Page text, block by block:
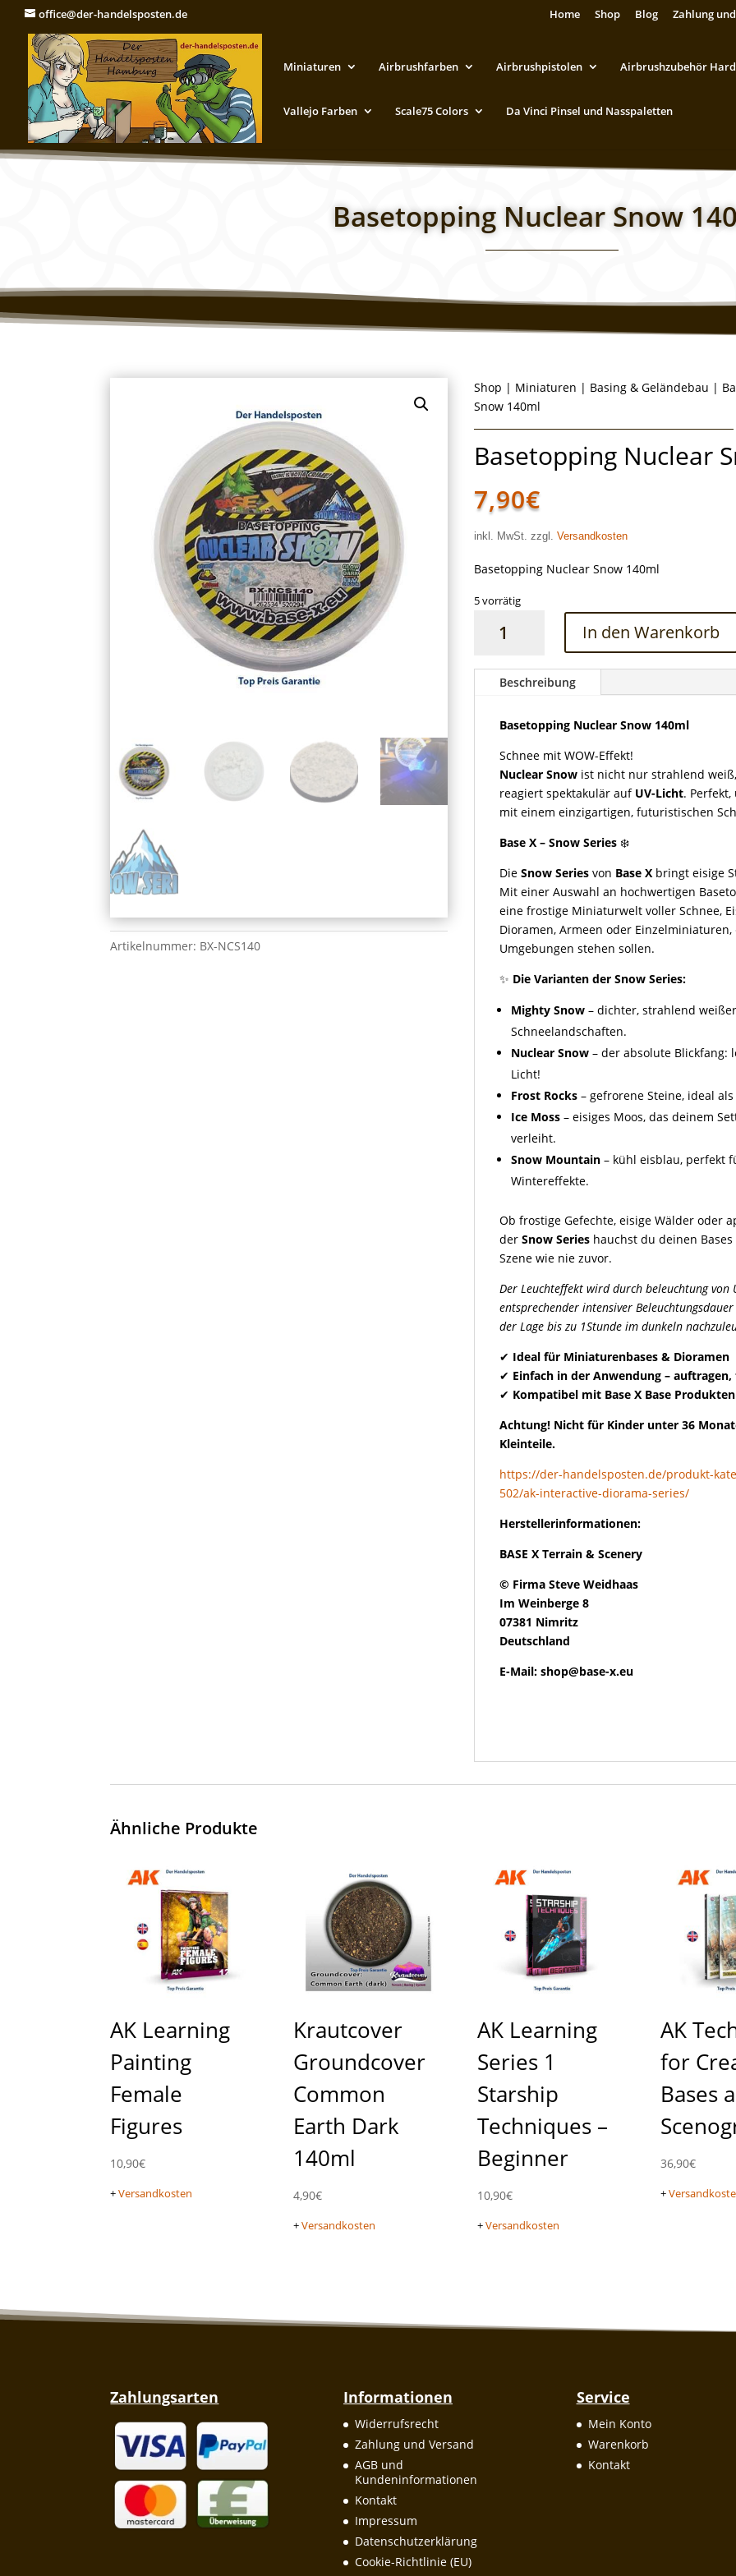
office@der-handelsposten.de Home Shop Blog Zahlung
Miniaturen Airbrushfarben Airbrushpistolen Airbrushzubehör
Vallejo Farben Scale75 Colors Da Vinci Pinsel und Nasspaletten
Basetopping Nuclear Snow
Artikelnummer: BX-NCS140
Shop | Miniaturen | Basing & Geländebau |
Snow 140ml
Basetopping Nuclear
7,90€
inkl. MwSt. zzgl.Versandkosten
Basetopping Nuclear Snow 140ml
5 vorrätig
Nuclear
140ml
In den Warenkorb
Beschreibung
Basetopping Nuclear Snow 140ml
Schnee mit WOW-Effekt!
Nuclear Snow ist nicht nur strahlend
reagiert spektakulär auf UV-Licht.
mit einem einzigartigen, futuristischen
Base X – Snow Series ❄️
DieSnow Series von Base X bringt eisige
Mit einer Auswahl an hochwertigen
eine frostige Miniaturwelt voller Schnee,
Dioramen, Armeen oder
Umgebungen stehen sollen.
✨ Die Varianten der Snow Series:
Mighty Snow – dichter, strahlend
Schneelandschaften.
Nuclear Snow – der absolute Blickfang:
Licht!
Frost Rocks – gefrorene Steine, ideal
Ice Moss – eisiges Moos, das deinem
verleiht.
Snow Mountain – kühl eisblau, perfekt
Wintereffekte.
Ob frostige Gefechte, eisige Wälder oder
derSnow Series hauchst du deinen
Szene wie nie zuvor.
Der Leuchteffekt wird durch beleuchtung
entsprechender intensiver
der Lage bis zu 1Stunde im dunkeln
✔ Ideal für Miniaturenbases & Dioramen
✔ Einfach in der Anwendung –
✔ Kompatibel mit Base X Base
Achtung! Nicht für Kinder unter 36
Kleinteile.
https://der-handelsposten.de/produkt-
502/ak-interactive-diorama-series/
Herstellerinformationen:
BASE X Terrain & Scenery
© Firma Steve Weidhaas
Im Weinberge 8
07381 Nimritz
Deutschland
E-Mail: shop@base-x.eu
Ähnliche Produkte
AK Learning
Painting
Female
Figures
10,90€
+Versandkosten
Krautcover
Groundcover
Common
Earth Dark
140ml
4,90€
+Versandkosten
AK Learning
Series 1
Starship
Techniques –
Beginner
10,90€
+Versandkosten
AK
for
Bases
36,90€
+
Zahlungsarten Informationen
Widerrufsrecht
Zahlung und Versand
AGB und
Kundeninformationen
Kontakt
Impressum
Datenschutzerklärung
Cookie-Richtlinie (EU)
Service
Mein Konto
Warenkorb
Kontakt